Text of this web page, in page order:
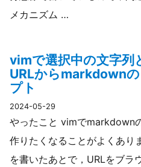
メカニズム …
vimで選択中の文字列
URLからmarkdown
プト
2024-05-29
やったこと vimでmarkdown
作りたくなることがよくあり
を書いたあとで，URLをブラ